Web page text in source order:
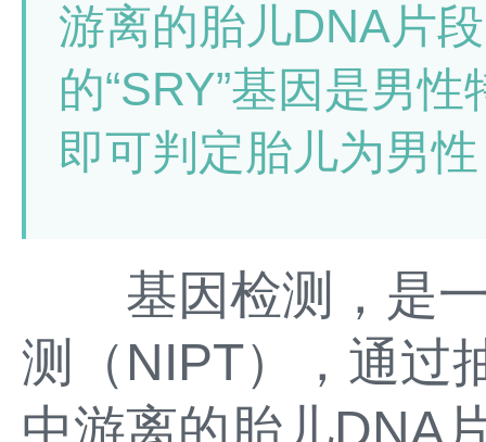
游离的胎儿DNA片
的“SRY”基因是男
即可判定胎儿为男
基因检测，是一
测（NIPT），通过
中游离的胎儿DNA